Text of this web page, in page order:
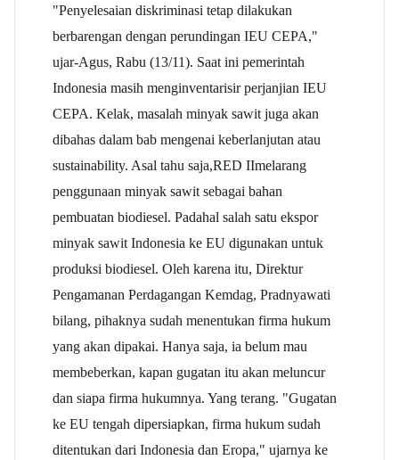
"Penyelesaian diskriminasi tetap dilakukan
berbarengan dengan perundingan IEU CEPA,"
ujar-Agus, Rabu (13/11). Saat ini pemerintah
Indonesia masih menginventarisir perjanjian IEU
CEPA. Kelak, masalah minyak sawit juga akan
dibahas dalam bab mengenai keberlanjutan atau
sustainability. Asal tahu saja,RED IImelarang
penggunaan minyak sawit sebagai bahan
pembuatan biodiesel. Padahal salah satu ekspor
minyak sawit Indonesia ke EU digunakan untuk
produksi biodiesel. Oleh karena itu, Direktur
Pengamanan Perdagangan Kemdag, Pradnyawati
bilang, pihaknya sudah menentukan firma hukum
yang akan dipakai. Hanya saja, ia belum mau
membeberkan, kapan gugatan itu akan meluncur
dan siapa firma hukumnya. Yang terang. "Gugatan
ke EU tengah dipersiapkan, firma hukum sudah
ditentukan dari Indonesia dan Eropa," ujarnya ke